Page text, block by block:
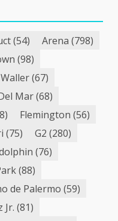
(54) Arena (798)
(98)
(67)
Mar(68)
Flemington (56)
(75) G2 (280)
(76)
(88)
de Palermo (59)
Jr. (81)